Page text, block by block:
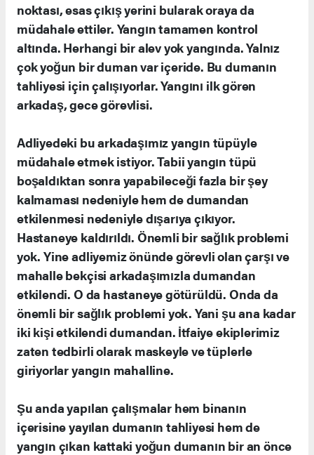
noktası, esas çıkış yerini bularak oraya da
müdahale ettiler. Yangın tamamen kontrol
altında. Herhangi bir alev yok yangında. Yalnız
çok yoğun bir duman var içeride. Bu dumanın
tahliyesi için çalışıyorlar. Yangını ilk gören
arkadaş, gece görevlisi.
Adliyedeki bu arkadaşımız yangın tüpüyle
müdahale etmek istiyor. Tabii yangın tüpü
boşaldıktan sonra yapabileceği fazla bir şey
kalmaması nedeniyle hem de dumandan
etkilenmesi nedeniyle dışarıya çıkıyor.
Hastaneye kaldırıldı. Önemli bir sağlık problemi
yok. Yine adliyemiz önünde görevli olan çarşı ve
mahalle bekçisi arkadaşımızla dumandan
etkilendi. O da hastaneye götürüldü. Onda da
önemli bir sağlık problemi yok. Yani şu ana kadar
iki kişi etkilendi dumandan. İtfaiye ekiplerimiz
zaten tedbirli olarak maskeyle ve tüplerle
giriyorlar yangın mahalline.
Şu anda yapılan çalışmalar hem binanın
içerisine yayılan dumanın tahliyesi hem de
yangın çıkan kattaki yoğun dumanın bir an önce